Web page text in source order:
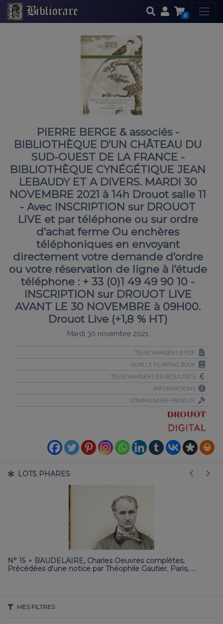
0
PIERRE BERGE & associés -
BIBLIOTHÈQUE D’UN CHÂTEAU DU
SUD-OUEST DE LA FRANCE -
BIBLIOTHÈQUE CYNÉGÉTIQUE JEAN
LEBAUDY ET A DIVERS. MARDI 30
NOVEMBRE 2021 à 14h Drouot salle 11
- Avec INSCRIPTION sur DROUOT
LIVE et par téléphone ou sur ordre
d’achat ferme Ou enchères
téléphoniques en envoyant
directement votre demande d’ordre
ou votre réservation de ligne à l’étude
téléphone : + 33 (0)1 49 49 90 10 -
INSCRIPTION sur DROUOT LIVE
AVANT LE 30 NOVEMBRE à 09H00.
Drouot Live (+1,8 % HT)
Mardi 30 novembre 2021
TÉLÉCHARGER LE PDF
VOIR LE FLIPPING BOOK
TÉLÉCHARGER LES RÉSULTATS
INFORMATIONS
COMMISSAIRE-PRISEUR
LOTS PHARES
N° 15 · BAUDELAIRE, Charles Oeuvres complètes.
Précédées d'une notice par Théophile Gautier. Paris, …
MES FILTRES